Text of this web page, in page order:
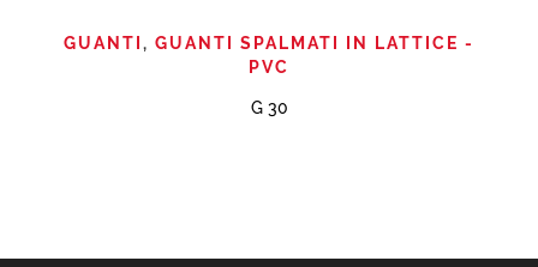
GUANTI , GUANTI SPALMATI IN LATTICE -
PVC
G 30